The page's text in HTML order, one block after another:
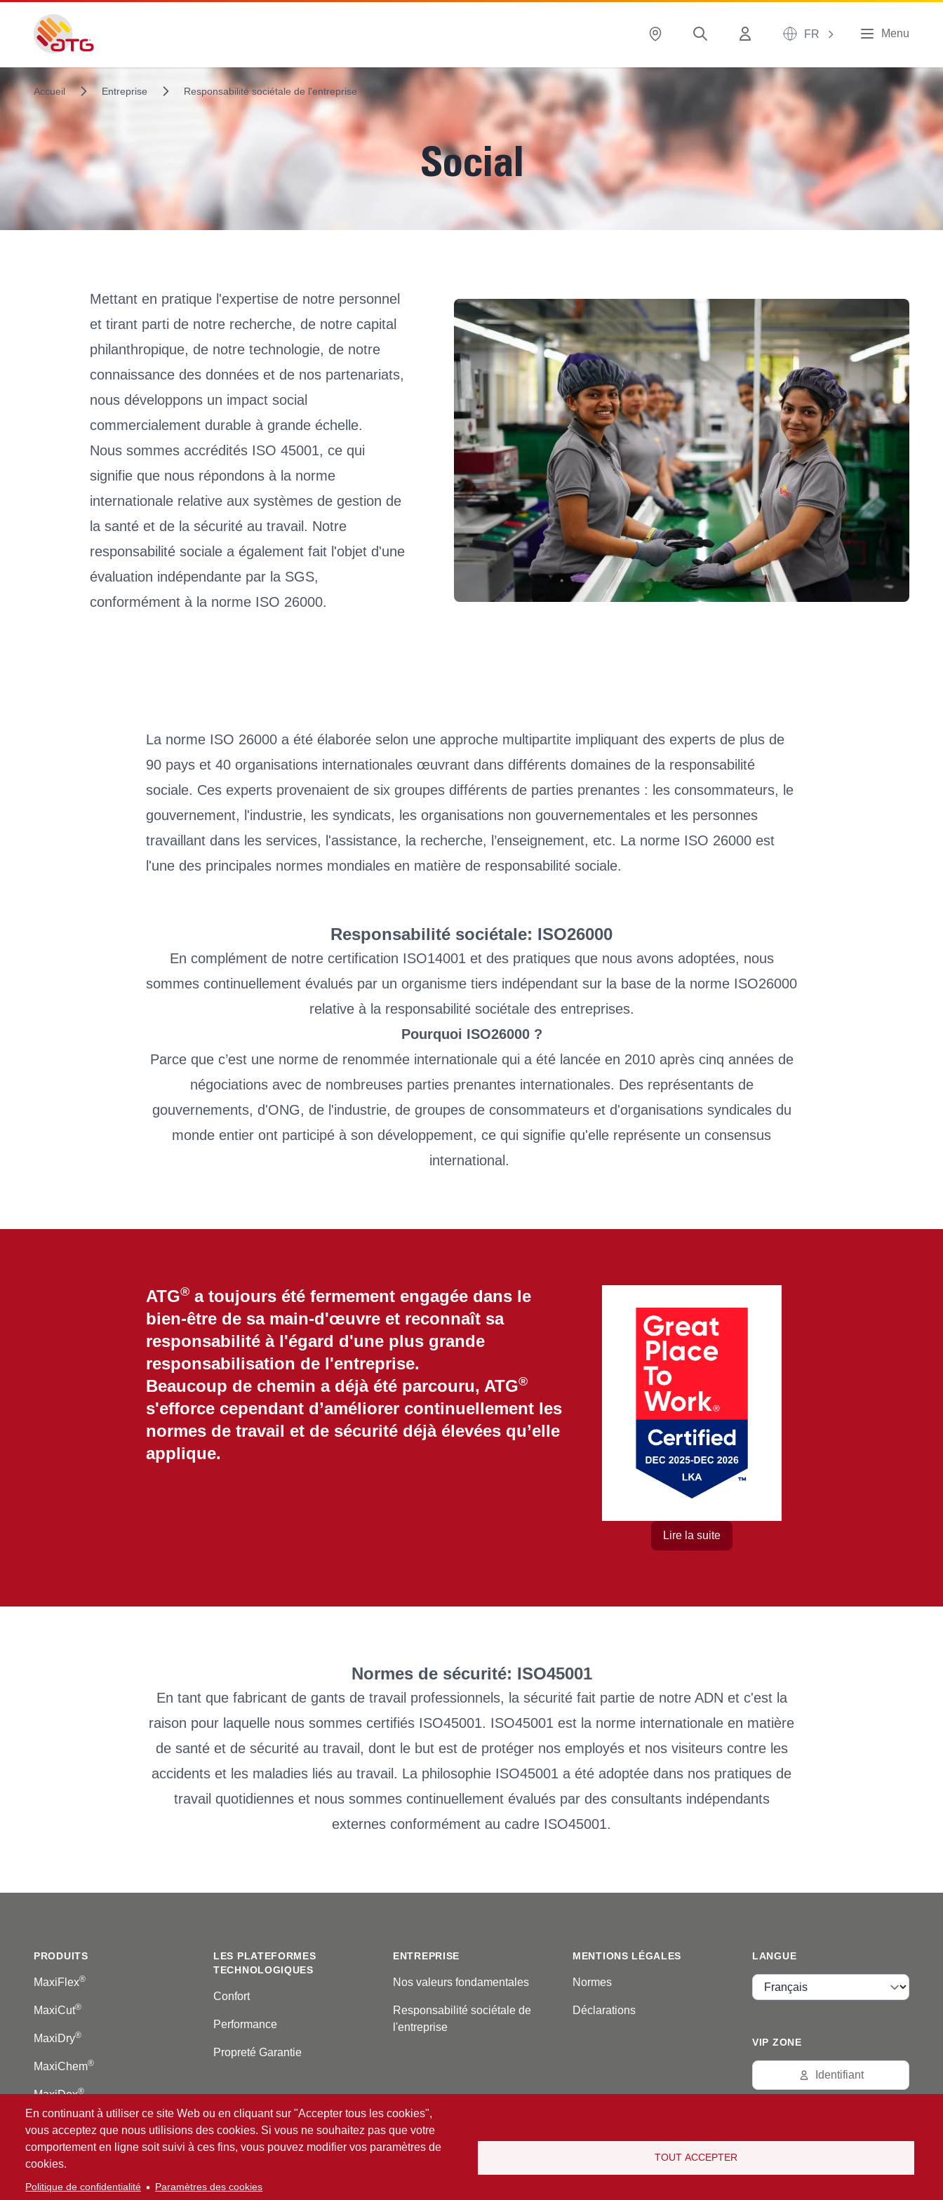
FR Menu
Accueil Entreprise Responsabilité sociétale de l'entreprise
Social
Mettant en pratique l'expertise de notre personnel
et tirant parti de notre recherche, de notre capital
philanthropique, de notre technologie, de notre
connaissance des données et de nos partenariats,
nous développons un impact social
commercialement durable à grande échelle.
Nous sommes accrédités ISO 45001, ce qui
signifie que nous répondons à la norme
internationale relative aux systèmes de gestion de
la santé et de la sécurité au travail. Notre
responsabilité sociale a également fait l'objet d'une
évaluation indépendante par la SGS,
conformément à la norme ISO 26000.
La norme ISO 26000 a été élaborée selon une approche multipartite impliquant des experts de plus de
90 pays et 40 organisations internationales œuvrant dans différents domaines de la responsabilité
sociale. Ces experts provenaient de six groupes différents de parties prenantes : les consommateurs, le
gouvernement, l'industrie, les syndicats, les organisations non gouvernementales et les personnes
travaillant dans les services, l'assistance, la recherche, l’enseignement, etc. La norme ISO 26000 est
l'une des principales normes mondiales en matière de responsabilité sociale.
Responsabilité sociétale: ISO26000
En complément de notre certification ISO14001 et des pratiques que nous avons adoptées, nous
sommes continuellement évalués par un organisme tiers indépendant sur la base de la norme ISO26000
relative à la responsabilité sociétale des entreprises.
Pourquoi ISO26000 ?
Parce que c’est une norme de renommée internationale qui a été lancée en 2010 après cinq années de
négociations avec de nombreuses parties prenantes internationales. Des représentants de
gouvernements, d'ONG, de l'industrie, de groupes de consommateurs et d'organisations syndicales du
monde entier ont participé à son développement, ce qui signifie qu'elle représente un consensus
international.
ATG® a toujours été fermement engagée dans le
bien-être de sa main-d'œuvre et reconnaît sa
responsabilité à l'égard d'une plus grande
responsabilisation de l'entreprise.
Beaucoup de chemin a déjà été parcouru, ATG®
s'efforce cependant d’améliorer continuellement les
normes de travail et de sécurité déjà élevées qu’elle
applique.
Lire la suite
Normes de sécurité: ISO45001
En tant que fabricant de gants de travail professionnels, la sécurité fait partie de notre ADN et c'est la
raison pour laquelle nous sommes certifiés ISO45001. ISO45001 est la norme internationale en matière
de santé et de sécurité au travail, dont le but est de protéger nos employés et nos visiteurs contre les
accidents et les maladies liés au travail. La philosophie ISO45001 a été adoptée dans nos pratiques de
travail quotidiennes et nous sommes continuellement évalués par des consultants indépendants
externes conformément au cadre ISO45001.
PRODUITS
MaxiFlex®
MaxiCut®
MaxiDry®
MaxiChem®
MaxiDex®
LES PLATEFORMES
TECHNOLOGIQUES
Confort
Performance
Propreté Garantie
ENTREPRISE
Nos valeurs fondamentales
Responsabilité sociétale de
l'entreprise
MENTIONS LÉGALES
Normes
Déclarations
En continuant à utiliser ce site Web ou en cliquant sur "Accepter tous les cookies",
vous acceptez que nous utilisions des cookies. Si vous ne souhaitez pas que votre
comportement en ligne soit suivi à ces fins, vous pouvez modifier vos paramètres de
cookies.
Politique de confidentialité Paramètres des cookies
TOUT ACCEPTER
LANGUE
Langue
VIP ZONE
Identifiant
© 2026 ATG ®
Intelligent Glove Solutions. Tous droits réservés.